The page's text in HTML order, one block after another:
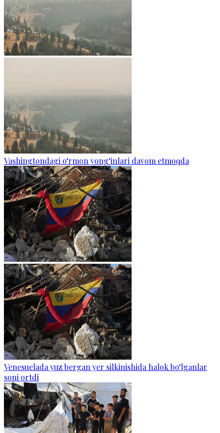
Vashingtondagi o‘rmon yong‘inlari davom etmoqda
Venesuelada yuz bergan yer silkinishida halok bo‘lganlar
soni ortdi